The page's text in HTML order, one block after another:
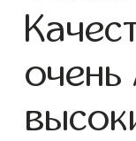
очень